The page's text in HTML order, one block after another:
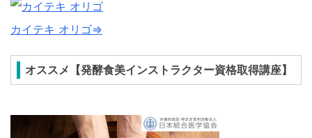
カイテキ オリゴ⇒
オススメ【発酵食美インストラクター資格取得講座】